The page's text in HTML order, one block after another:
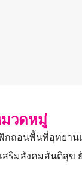
วดหมู่
กถอนพื้นที่อุทยา
สริมสังคมสันติสุข